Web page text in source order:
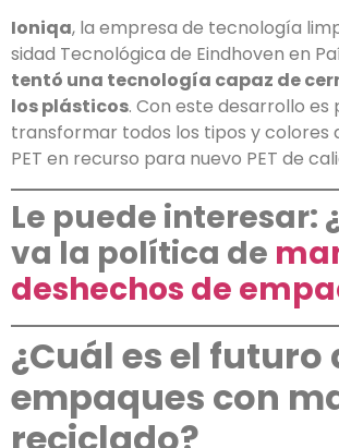
Ioniqa, la empresa de tecnología
sidad Tecnológica de Eindhoven en
tentó una tecnología capaz de
los plásticos. Con este desarrollo es
transformar todos los tipos y colores
PET en recur­so para nuevo PET de
Le puede interesar:
va la política de
deshechos de
¿Cuál es el futuro
empaques con